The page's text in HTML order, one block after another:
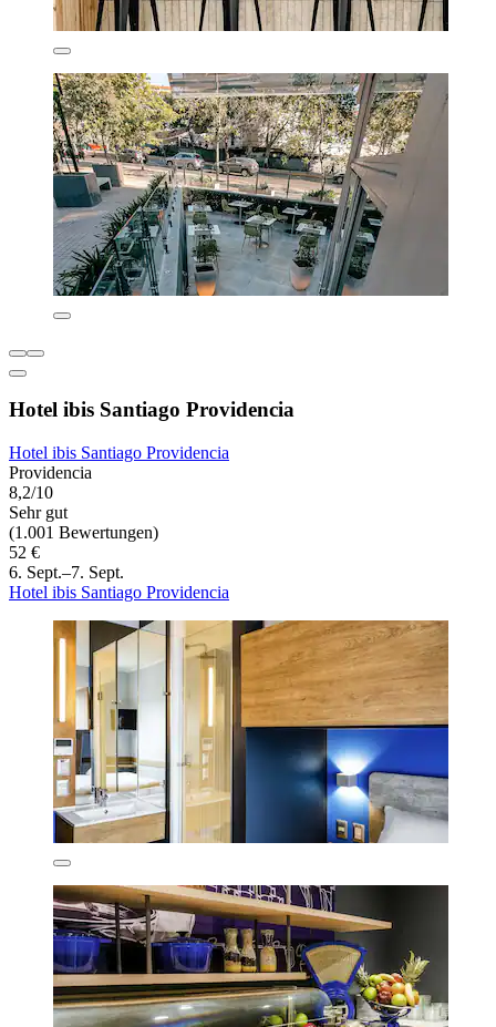
Hotel ibis Santiago Providencia
Hotel ibis Santiago Providencia
Providencia
8,2/10
Sehr gut
(1.001 Bewertungen)
52 €
6. Sept.–7. Sept.
Hotel ibis Santiago Providencia